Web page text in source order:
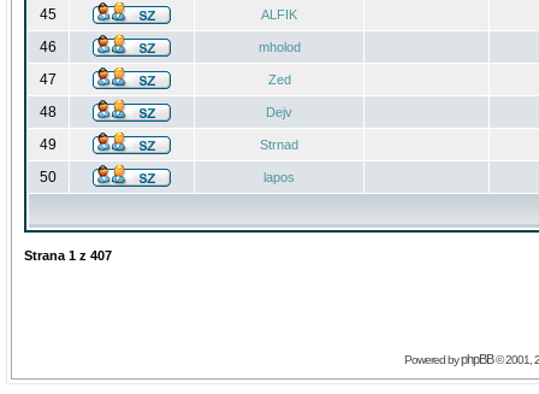
45 ALFIK
46 mholod
47 Zed
48 Dejv
49 Strnad
50 lapos
Strana 1 z 407
Powered byphpBB© 2001,